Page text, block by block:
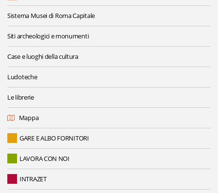
Sistema Musei di Roma Capitale
Siti archeologici e monumenti
Case e luoghi della cultura
Ludoteche
Le librerie
Mappa
GARE E ALBO FORNITORI
LAVORA CON NOI
INTRAZET